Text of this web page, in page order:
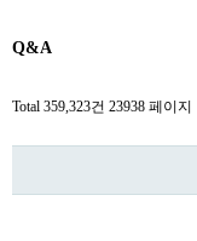
Q&A
Total 359,323건 23938 페이지